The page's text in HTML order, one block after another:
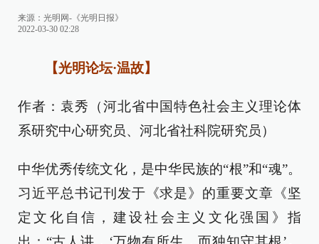
来源： 光明网-《光明日报》
2022-03-30 02:28
【光明论坛·温故】
作者：袁秀（河北省中国特色社会主义理论体
系研究中心研究员、河北省社科院研究员）
中华优秀传统文化，是中华民族的“根”和“魂”。
习近平总书记刊发于《求是》的重要文章《坚
定文化自信，建设社会主义文化强国》指